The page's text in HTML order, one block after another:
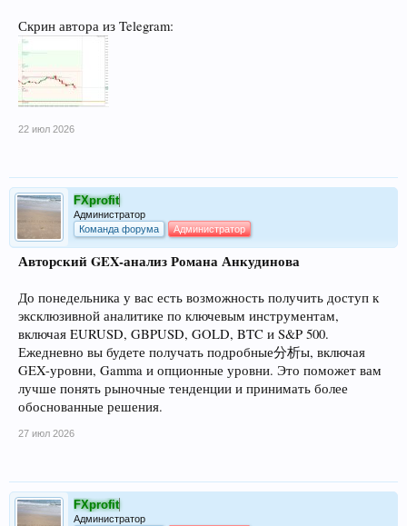
Скрин автора из Telegram:
22 июл 2026
FXprofit
Администратор
Команда форума
Администратор
Авторский GEX-анализ Романа Анкудинова
До понедельника у вас есть возможность получить доступ к
эксклюзивной аналитике по ключевым инструментам,
включая EURUSD, GBPUSD, GOLD, BTC и S&P 500.
Ежедневно вы будете получать подробные分析ы, включая
GEX-уровни, Gamma и опционные уровни. Это поможет вам
лучше понять рыночные тенденции и принимать более
обоснованные решения.
27 июл 2026
FXprofit
Администратор